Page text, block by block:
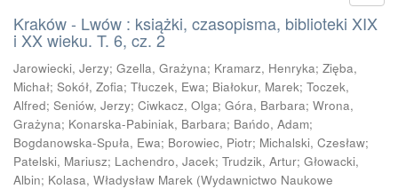
Kraków - Lwów : książki, czasopisma, biblioteki XIX
i XX wieku. T. 6, cz. 2
Jarowiecki, Jerzy; Gzella, Grażyna; Kramarz, Henryka; Zięba,
Michał; Sokół, Zofia; Tłuczek, Ewa; Białokur, Marek; Toczek,
Alfred; Seniów, Jerzy; Ciwkacz, Olga; Góra, Barbara; Wrona,
Grażyna; Konarska-Pabiniak, Barbara; Bańdo, Adam;
Bogdanowska-Spuła, Ewa; Borowiec, Piotr; Michalski, Czesław;
Patelski, Mariusz; Lachendro, Jacek; Trudzik, Artur; Głowacki,
Albin; Kolasa, Władysław Marek (Wydawnictwo Naukowe